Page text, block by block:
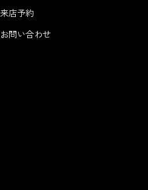
来店予約
お問い合わせ